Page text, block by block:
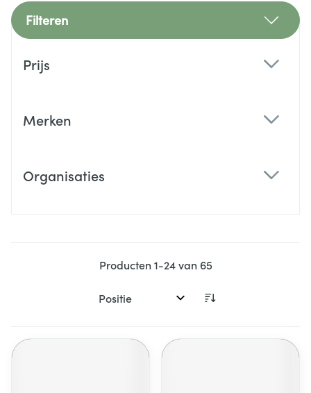
Filteren
Prijs
Merken
Organisaties
Producten1-24van 65
Sorteer op: